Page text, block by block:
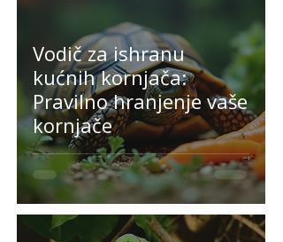
Vodič za ishranu
kućnih kornjača:
Pravilno hranjenje vaše
kornjače